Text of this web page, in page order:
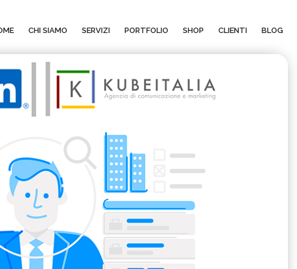
CHI SIAMO SERVIZI PORTFOLIO SHOP CLIENTI BLOG